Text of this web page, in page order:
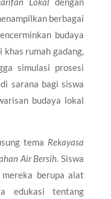
berbagai
budaya
rumah gadang,
simulasi prosesi
sarana bagi siswa
budaya lokal
tema Rekayasa
Air Bersih. Siswa
berupa alat
edukasi tentang